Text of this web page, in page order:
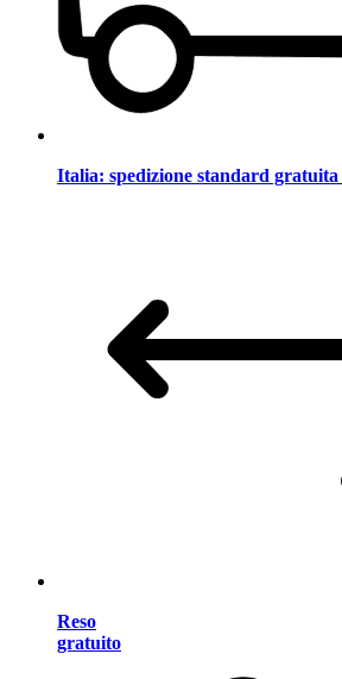
Italia: spedizione standard gratuita
Reso
gratuito